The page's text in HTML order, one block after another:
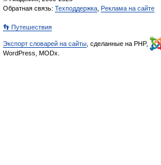
Обратная связь: Техподдержка Реклама на сайте
👣 Путешествия
Экспорт словарей на сайты , сделанные на PHP,
WordPress, MODx.